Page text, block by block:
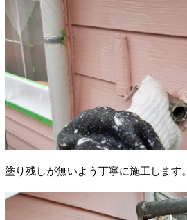
塗り残しが無いよう丁寧に施工します。